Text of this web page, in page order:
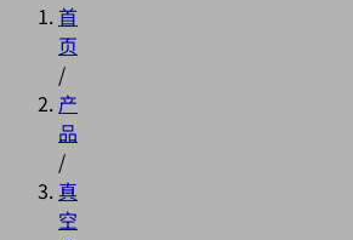
首
页
/
产
品
/
真
空